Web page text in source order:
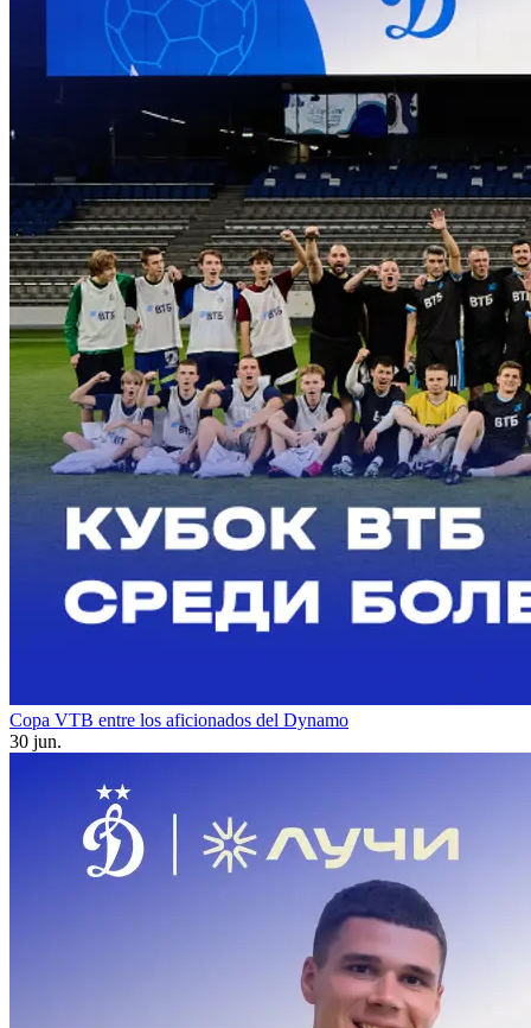
Copa VTB entre los aficionados del Dynamo
30 jun.